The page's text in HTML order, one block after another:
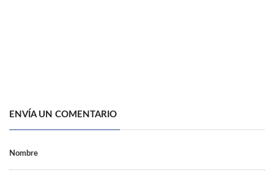
ENVÍA UN COMENTARIO
Nombre